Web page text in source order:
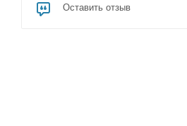
Оставить отзыв